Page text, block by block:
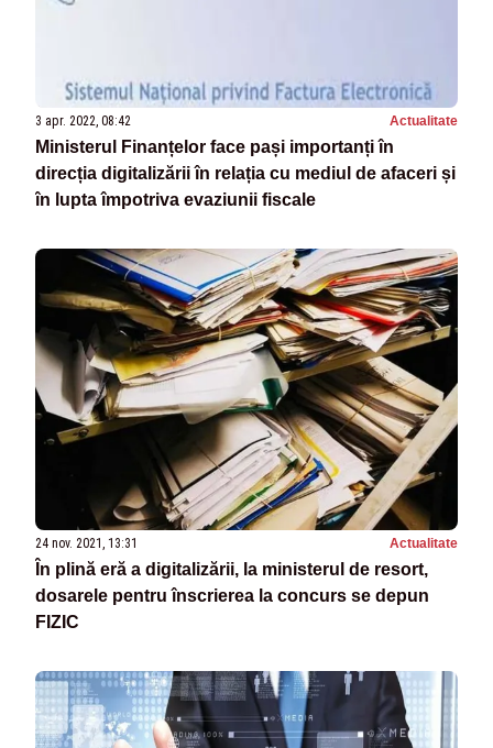
3 apr. 2022, 08:42 Actualitate
Ministerul Finanțelor face pași importanți în
direcția digitalizării în relația cu mediul de afaceri și
în lupta împotriva evaziunii fiscale
24 nov. 2021, 13:31 Actualitate
În plină eră a digitalizării, la ministerul de resort,
dosarele pentru înscrierea la concurs se depun
FIZIC